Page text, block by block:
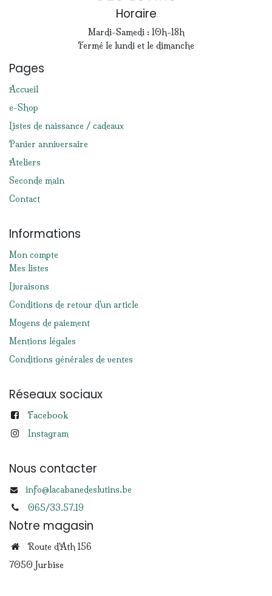
Horaire
Mardi-Samedi : 10h-18h
Fermé le lundi et le dimanche
Pages
Accueil
e-Shop
Listes de naissance / cadeaux
Panier anniversaire
Ateliers
Seconde main
Contact
Informations
Mon compte
Mes listes
Livraisons
Conditions de retour d'un article
Moyens de paiement
Mentions légales
Conditions générales de ventes
Réseaux sociaux
Facebook
Instagram
Nous contacter
info@lacabanedeslutins.be
065/33.57.19
Notre magasin
Route d'Ath 156
7050 Jurbise